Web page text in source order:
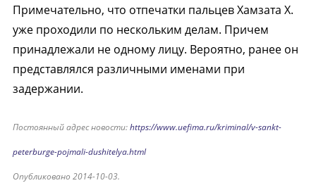
Примечательно, что отпечатки пальцев Хамзата Х.
уже проходили по нескольким делам. Причем
принадлежали не одному лицу. Вероятно, ранее он
представлялся различными именами при
задержании.
Постоянный адрес новости:https://www.uefima.ru/kriminal/v-sankt-
peterburge-pojmali-dushitelya.html
Опубликовано 2014-10-03.